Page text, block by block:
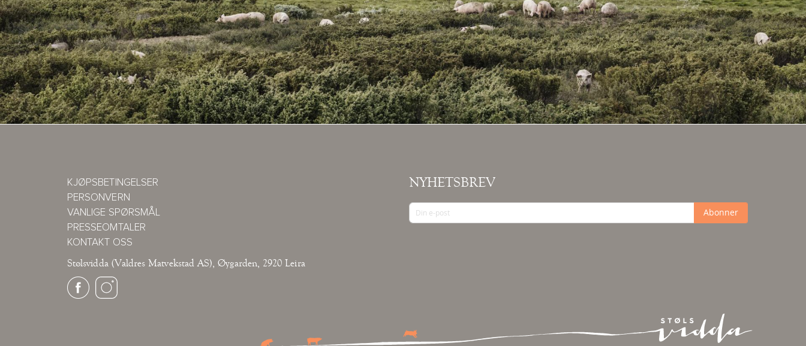
KJØPSBETINGELSER
PERSONVERN
VANLIGE SPØRSMÅL
PRESSEOMTALER
KONTAKT OSS
Stølsvidda (Valdres Matvekstad AS), Øygarden, 2920 Leira
NYHETSBREV
Abonner